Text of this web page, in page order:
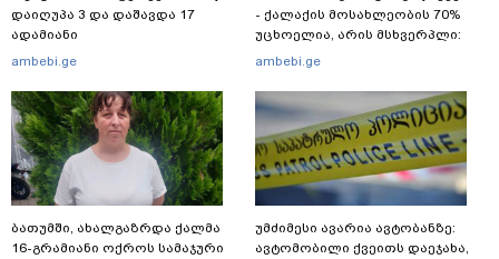
დაიღუპა 3 და დაშავდა 17
ადამიანი
ambebi.ge
ბათუმში, ახალგაზრდა ქალმა
16-გრამიანი ოქროს სამაჯური
- ქალაქის მოსახლეობის 70%
უცხოელია, არის მსხვერპლი:
ბოლო ცნობები სეუტადან,
გასვლის ეშინიათ
ambebi.ge
უმძიმესი ავარია ავტობანზე:
ავტომობილი ქვეითს დაეჯახა,